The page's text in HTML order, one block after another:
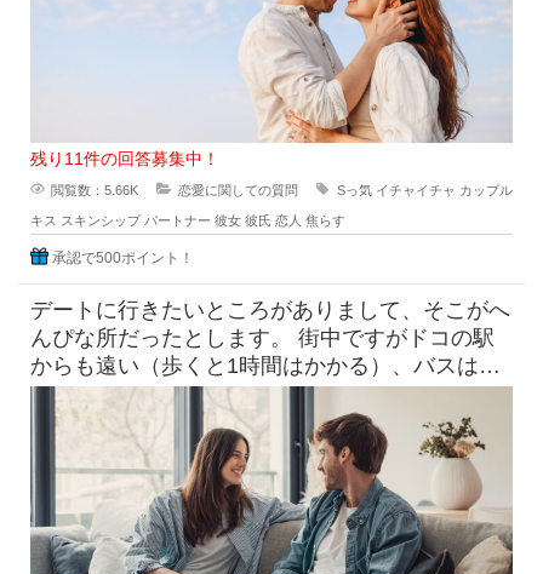
残り11件の回答募集中！
閲覧数：5.66K 恋愛に関しての質問 Sっ気 イチャイチャ カップル
キス スキンシップ パートナー 彼女 彼氏 恋人 焦らす
承認で500ポイント！
デートに行きたいところがありまして、そこがへ
んぴな所だったとします。 街中ですがドコの駅
からも遠い（歩くと1時間はかかる）、バスは出
てるけど本数少なめ。 目